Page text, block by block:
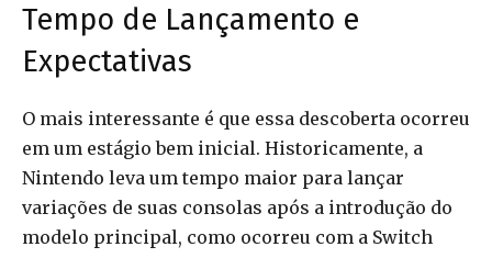
Tempo de Lançamento e
Expectativas
O mais interessante é que essa descoberta ocorreu
em um estágio bem inicial. Historicamente, a
Nintendo leva um tempo maior para lançar
variações de suas consolas após a introdução do
modelo principal, como ocorreu com a Switch